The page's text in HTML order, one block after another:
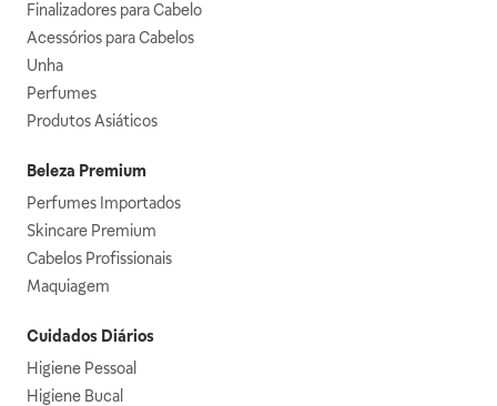
Finalizadores para Cabelo
Acessórios para Cabelos
Unha
Perfumes
Produtos Asiáticos
Beleza Premium
Perfumes Importados
Skincare Premium
Cabelos Profissionais
Maquiagem
Cuidados Diários
Higiene Pessoal
Higiene Bucal